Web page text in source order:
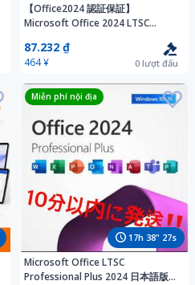
【Office2024 認証保証】
Microsoft Office 2024 LTSC
ロダクトキー 日本語 Access Word
Excel PowerPoin
87.232 ₫
464 ¥ 0 lượt đấu
17h 38" 25s
Miễn phí nội địa
Microsoft Office LTSC
Professional Plus 2024 日本語版オ